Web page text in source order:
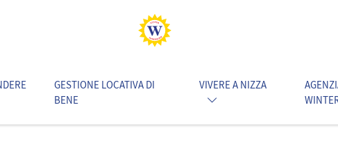
GESTIONE LOCATIVA DI
BENE
VIVERE A NIZZA